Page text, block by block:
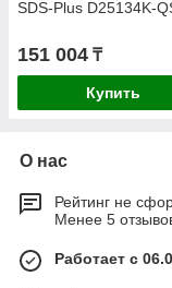
SDS-Plus D25134K-
151 004 ₸
Купить
О нас
Рейтинг не
Менее 5
Работает с